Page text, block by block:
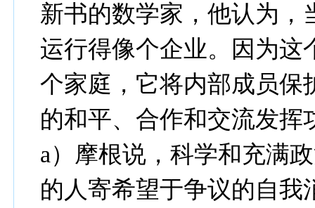
新书的数学家，他认为，
运行得像个企业。因为这
个家庭，它将内部成员保
的和平、合作和交流发挥
a）摩根说，科学和充满
的人寄希望于争议的自我